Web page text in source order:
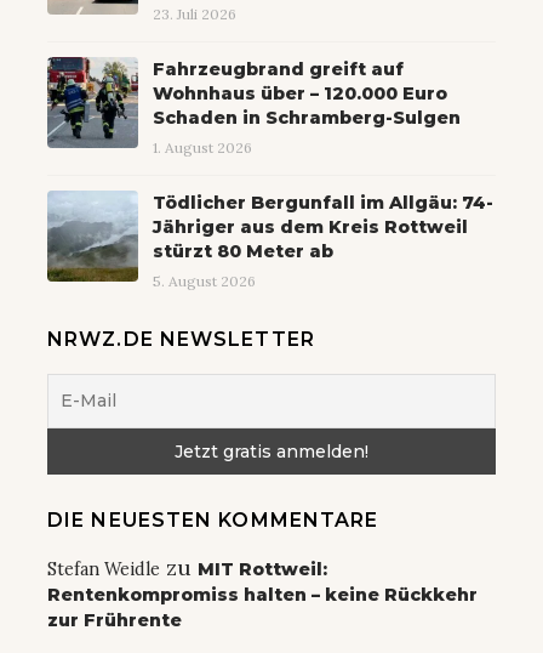
23. Juli 2026
Fahrzeugbrand greift auf
Wohnhaus über – 120.000 Euro
Schaden in Schramberg-Sulgen
1. August 2026
Tödlicher Bergunfall im Allgäu: 74-
Jähriger aus dem Kreis Rottweil
stürzt 80 Meter ab
5. August 2026
NRWZ.DE NEWSLETTER
DIE NEUESTEN KOMMENTARE
Stefan Weidle zu MIT Rottweil:
Rentenkompromiss halten – keine Rückkehr
zur Frührente